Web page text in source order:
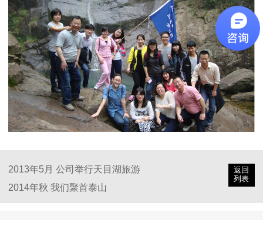
返回
列表
2013年5月 公司举行天目湖旅游
2014年秋 我们聚首泰山